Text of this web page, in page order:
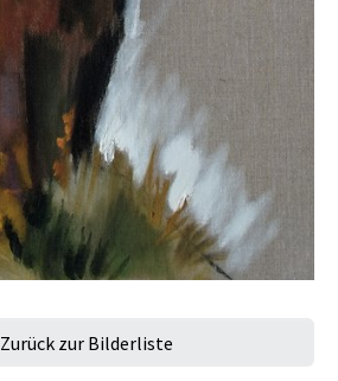
Zurück zur Bilderliste